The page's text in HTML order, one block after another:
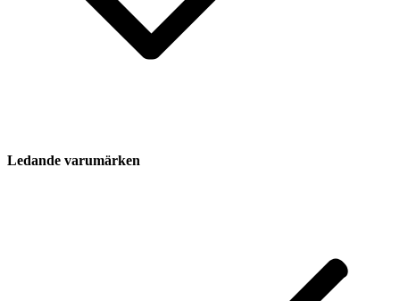
Ledande varumärken